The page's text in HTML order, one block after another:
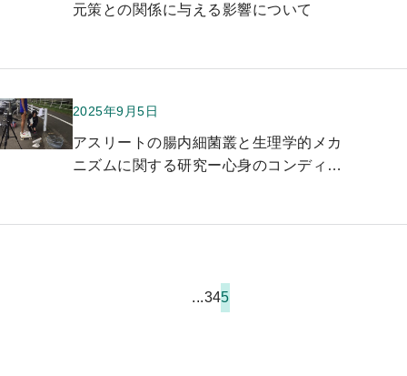
元策との関係に与える影響について
2025年9月5日
アスリートの腸内細菌叢と生理学的メカ
ニズムに関する研究ー心身のコンディシ
...345